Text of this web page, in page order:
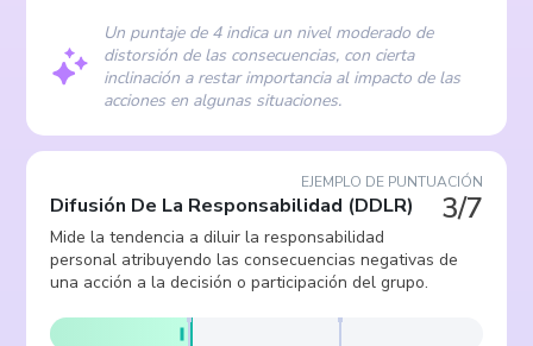
Un puntaje de 4 indica un nivel moderado de
distorsión de las consecuencias, con cierta
inclinación a restar importancia al impacto de las
acciones en algunas situaciones.
EJEMPLO DE PUNTUACIÓN
3/7
Difusión De La Responsabilidad (DDLR)
Mide la tendencia a diluir la responsabilidad
personal atribuyendo las consecuencias negativas de
una acción a la decisión o participación del grupo.